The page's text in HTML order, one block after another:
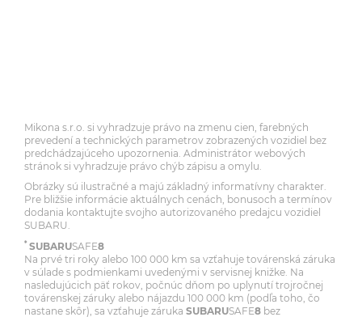
Mikona s.r.o. si vyhradzuje právo na zmenu cien, farebných
prevedení a technických parametrov zobrazených vozidiel bez
predchádzajúceho upozornenia. Administrátor webových
stránok si vyhradzuje právo chýb zápisu a omylu.
Obrázky sú ilustračné a majú základný informatívny charakter.
Pre bližšie informácie aktuálnych cenách, bonusoch a termínov
dodania kontaktujte svojho autorizovaného predajcu vozidiel
SUBARU.
* SUBARUSAFE8
Na prvé tri roky alebo 100 000 km sa vzťahuje továrenská záruka
v súlade s podmienkami uvedenými v servisnej knižke. Na
nasledujúcich päť rokov, počnúc dňom po uplynutí trojročnej
továrenskej záruky alebo nájazdu 100 000 km (podľa toho, čo
nastane skôr), sa vzťahuje záruka SUBARUSAFE8 bez